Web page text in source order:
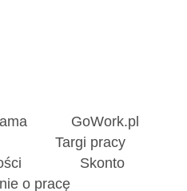
GoWork.pl
Targi pracy
Skonto
o pracę